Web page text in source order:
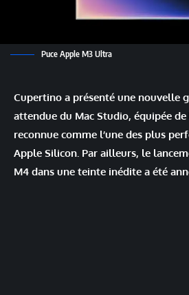
Puce Apple M3 Ultra
Cupertino a présenté une nouvelle
attendue du Mac Studio, équipée
reconnue comme l’une des plus
Apple Silicon. Par ailleurs, le
M4 dans une teinte inédite a été